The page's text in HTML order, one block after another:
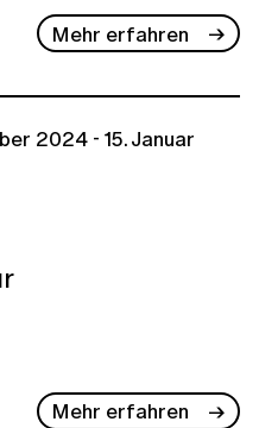
Mehr erfahren
2024 - 15. Januar
Mehr erfahren